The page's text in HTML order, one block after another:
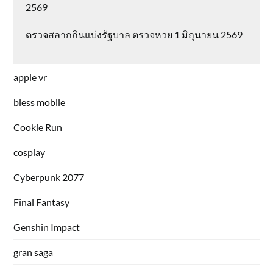
2569
ตรวจสลากกินแบ่งรัฐบาล ตรวจหวย 1 มิถุนายน 2569
apple vr
bless mobile
Cookie Run
cosplay
Cyberpunk 2077
Final Fantasy
Genshin Impact
gran saga